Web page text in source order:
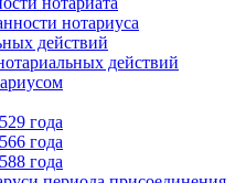
нотариуса
действий
действий
года
года
года